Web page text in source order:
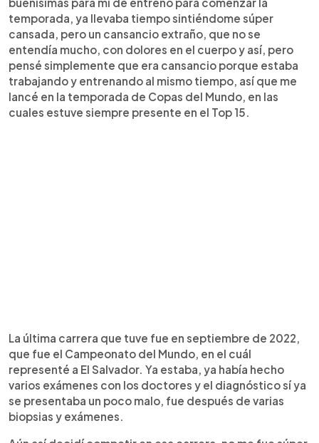
temporada, ya llevaba tiempo sintiéndome súper
cansada, pero un cansancio extraño, que no se
entendía mucho, con dolores en el cuerpo y así, pero
pensé simplemente que era cansancio porque estaba
trabajando y entrenando al mismo tiempo, así que me
lancé en la temporada de Copas del Mundo, en las
cuales estuve siempre presente en el Top 15.
La última carrera que tuve fue en septiembre de 2022,
que fue el Campeonato del Mundo, en el cuál
representé a El Salvador. Ya estaba, ya había hecho
varios exámenes con los doctores y el diagnóstico sí ya
se presentaba un poco malo, fue después de varias
biopsias y exámenes.